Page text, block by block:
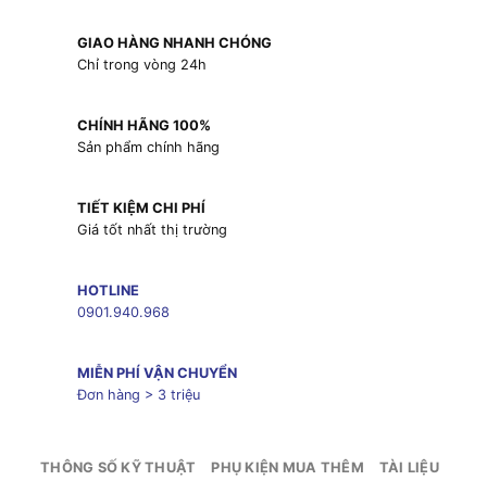
GIAO HÀNG NHANH CHÓNG
Chỉ trong vòng 24h
CHÍNH HÃNG 100%
Sản phẩm chính hãng
TIẾT KIỆM CHI PHÍ
Giá tốt nhất thị trường
HOTLINE
0901.940.968
MIỄN PHÍ VẬN CHUYỂN
Đơn hàng > 3 triệu
THÔNG SỐ KỸ THUẬT PHỤ KIỆN MUA THÊM TÀI LIỆU